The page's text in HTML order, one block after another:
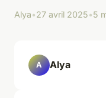
Alya•27 avril 2025•5
A Alya